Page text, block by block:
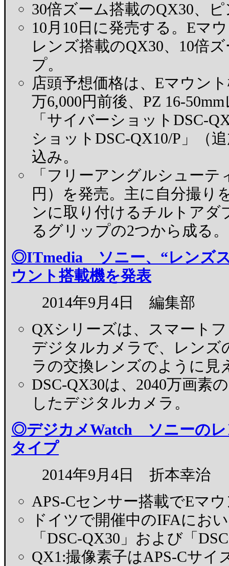
30倍ズーム搭載のQX30、
10月10日に発売する。Eマ
レンズ搭載のQX30、10倍
プ。
店頭予想価格は、Eマウン
万6,000円前後、PZ 16-
「サイバーショットDSC-
ショットDSC-QX10/P」（
込み。
「フリーアングルシューテ
円）を発売。主に自分撮り
ンに取り付けるチルトアダ
るグリップの2つから成る。
◎ITmedia ソニー、“レンズ
ウント搭載機を発表
2014年9月4日 編集部
QXシリーズは、スマート
デジタルカメラで、レンズ
ラの交換レンズのように見
DSC-QX30は、2040万画素
したデジタルカメラ。
◎デジカメWatch ソニーのレ
タイプ
2014年9月4日 折本幸治
APS-Cセンサー搭載でEマ
ドイツで開催中のIFAにお
「DSC-QX30」および「
QX1:撮像素子はAPS-Cサイ